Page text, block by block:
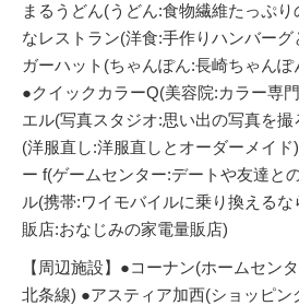
まるうどん(うどん:食物繊維たっぷ
なレストラン(洋食:手作りハンバー
ガーハット(ちゃんぽん:長崎ちゃん
●クイックカラーQ(美容院:カラー専
エル(写真スタジオ:思い出の写真を
(洋服直し:洋服直しとオーダーメイ
ー f(ゲームセンター:デートや友達と
ル(携帯:ワイモバイルに乗り換える
販店:おなじみの家電量販店)
【周辺施設】●コーナン(ホームセン
北条線) ●アスティア加西(ショッピン